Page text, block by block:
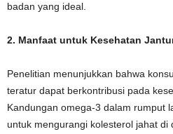
badan yang ideal.
2. Manfaat untuk Kesehatan
Penelitian menunjukkan bahwa
teratur dapat berkontribusi pada
Kandungan omega-3 dalam rumput
untuk mengurangi kolesterol jahat di